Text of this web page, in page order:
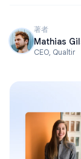
著者
Mathias
CEO, Qualtir